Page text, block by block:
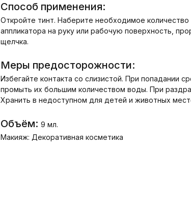
Способ применения:
Откройте тинт. Наберите необходимое
аппликатора на руку или рабочую поверхность,
щелчка.
Меры предосторожности:
Избегайте контакта со слизистой. При попадании
промыть их большим количеством воды. При
Хранить в недоступном для детей и животных
Объём: 9 мл.
Макияж: Декоративная косметика